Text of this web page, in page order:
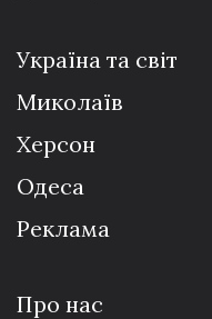
Україна та світ
Миколаїв
Херсон
Одеса
Реклама
Про нас